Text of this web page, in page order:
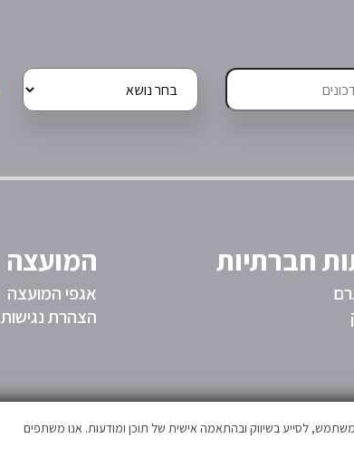
חברתיות המועצה
אגפי המועצה
הצהרת נגישות
לסייע בשיווק ובהתאמה אישית של תוכן ומודעות. אנו משתפים